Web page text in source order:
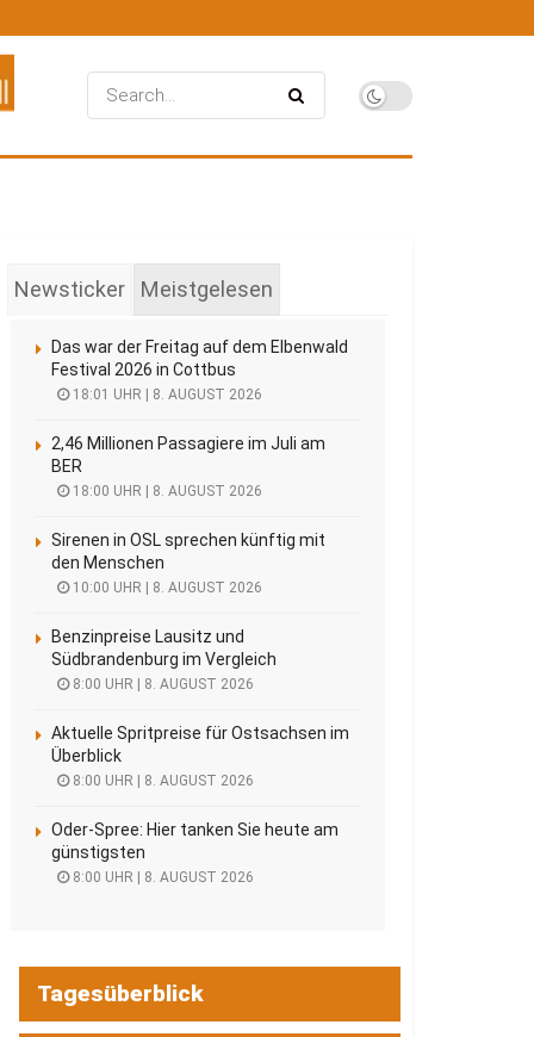
Newsticker Meistgelesen
Das war der Freitag auf dem Elbenwald
Festival 2026 in Cottbus
18:01 UHR | 8. AUGUST 2026
2,46 Millionen Passagiere im Juli am
BER
18:00 UHR | 8. AUGUST 2026
Sirenen in OSL sprechen künftig mit
den Menschen
10:00 UHR | 8. AUGUST 2026
Benzinpreise Lausitz und
Südbrandenburg im Vergleich
8:00 UHR | 8. AUGUST 2026
Aktuelle Spritpreise für Ostsachsen im
Überblick
8:00 UHR | 8. AUGUST 2026
Oder-Spree: Hier tanken Sie heute am
günstigsten
8:00 UHR | 8. AUGUST 2026
Tagesüberblick